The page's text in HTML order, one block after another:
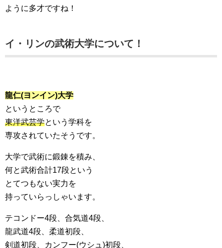
ように多才ですね！
イ・リンの武術大学について！
龍仁(ヨンイン)大学
というところで
東洋武芸学という学科を
専攻されていたそうです。
大学で武術に鍛錬を積み、
何と武術合計17段という
とてつもない実力を
持っていらっしゃいます。
テコンドー4段、合気道4段、
龍武道4段、柔道初段、
剣道初段、カンフー(ウシュ)初段、